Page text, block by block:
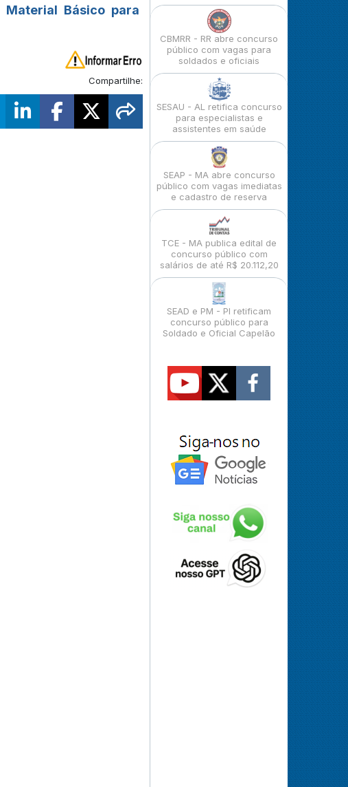
Material Básico para
Compartilhe:
CBMRR - RR abre concurso
público com vagas para
soldados e oficiais
SESAU - AL retifica concurso
para especialistas e
assistentes em saúde
SEAP - MA abre concurso
público com vagas imediatas
e cadastro de reserva
TCE - MA publica edital de
concurso público com
salários de até R$ 20.112,20
SEAD e PM - PI retificam
concurso público para
Soldado e Oficial Capelão